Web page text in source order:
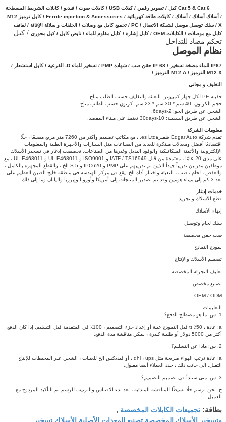
Cat 5 & Cat 6 كبل / تصوير رقمي / كبلات USB / كابلات صوت / فيديو / كابلات الشريط المسطحة
/ أسلاك أسلاك / أسلاك / كابلات طاقة كهربائية / Ferrite injcetion & Accessories / كابل ترميز M12
X / سلك توصيل موصل
لشبكة الاتصال / PC / تجميع كابل مع وصلات / الحلقات و سلالة الإغاثة / لفائف
كابل مع موصلات /
الكابلات OEM / كابل إشارة / كابل مقاوم للماء / نابض كابل / كبل محوري / كبل
تحكم مضاد للتداخل
نظام الموصل
IP67 للماء
مضخة تسخير / IP 68 حقن صب / شهادة PMP / تسخير للماء D- الفرعية / كابل استشعار /
M12 X الترميز /
M12 A الترميز /
التغليف و مجاني
حقيبة PE لكل جهاز كمبيوتر.
التعبئة والتغليف حسب الطلب متاح.
حجم الكرتون: 40 سم * 30 سم * 23 سم.
كرتون حسب الطلب متاح.
الشحن عن طريق الجو: 2-6days.
الشحن عن طريق السفينة: 10-30days تعتمد على ميناء المقصد.
معلومات الشركة
تقدم شركة Edgar Auto ظفيرةes Ltd. ، مع مكاتب تصميم وأكثر من 7260 متر مربع مصنعًا ، حلًا
اقتصاديًا أفضل ومعدلات مبتكرة للعديد من الصناعات مثل السيارات والأجهزة الطبية والمعلومات
الإلكترونية والأتمتة الميكانيكية والوقود البديل وغيرها من الصناعات. تخصصت إدغار في تسخير الأسلاك
على مدى 20 عامًا ، معتمدة من قبل IATF / TS16949 و ISO9001 و UL E468011 و UL E468011 ، مع
موظفين مدربين تدريباً جيداً الذين تم تدريبهم على PMP و IPC620 و 5 S الخ ، والقطع المجهزة بالكامل ،
والعقص ، لحام ، صب ، التعبئة واختبار أداة الخ. يقع في مركز الهندسة في منطقة خليج الصين العظيم على
بعد 3 كم إلى ميناء هومين وقد تم تصدير المنتجات إلى أمريكا وأوروبا وإيزريا واليابان وما إلى ذلك.
خدمات إدغار
قطع الأسلاك و تجريد
إنهاء الأسلاك
سلك لحام وتوصيل
صب حقن مخصصة
نموذج النماذج
تصميم الأسلاك والإنتاج
تغليف التجزئة المخصصة
تصنيع مخصص
OEM / ODM
التعليمات
1. س: ما هو مصطلح الدفع؟
a: عادة ، 50٪ tt قبل النموذج عينة أو إعداد جزء التصميم ، 100٪ في المتقدمة قبل التسليم.
إذا كان الدفع
أكثر من 5000 دولار أو طلبية كبيرة ، يمكن مناقشة مدة الدفع.
2. س: ماذا عن التسليم؟
a: عادة نرتب الهواء صريحة مثل dhl ، ups ، أو فيديكس الخ للعينات ، الشحن عبر المحيطات للإنتاج
الثقيل.
الى جانب ذلك ، حدد العملاء أيضا مقبول.
3. س: متى ستبدأ في تصميم التصميم؟
ج: نحن نرسم حلًا بسيطًا للمناقشة المبدئية ، بعد بدء الاقتباس والترتيب للرسم ثم التأكيد المزدوج مع
العميل
بطاقة: تجميعات الكابلات المخصصة ,
وتسخير الأسلاك المخصصة,تصنيع المعدات الأصلية الأسلاك تسخير